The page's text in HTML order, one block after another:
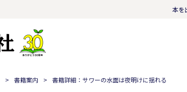
本を
書籍案内 書籍詳細：サワーの水面は夜明けに揺れる